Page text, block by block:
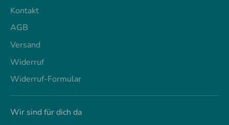
Kontakt
AGB
Versand
Widerruf
Widerruf-Formular
Wir sind für dich da